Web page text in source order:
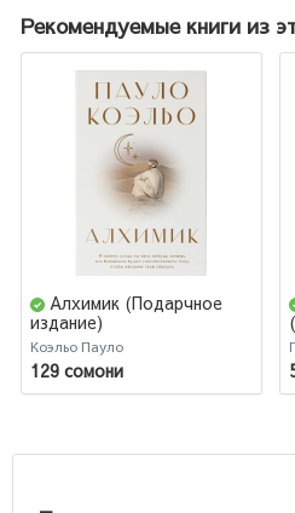
Рекомендуемые книги из
Алхимик (Подарчное
издание)
Коэльо Пауло
129 сомони